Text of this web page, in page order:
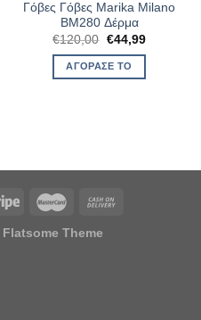
Γόβες Γόβες Marika Milano
BM280 Δέρμα
€120,00 Original
price
was:
€120,00.
€44,99Η
ΑΓΌΡΑΣΈ ΤΟ
Flatsome Theme